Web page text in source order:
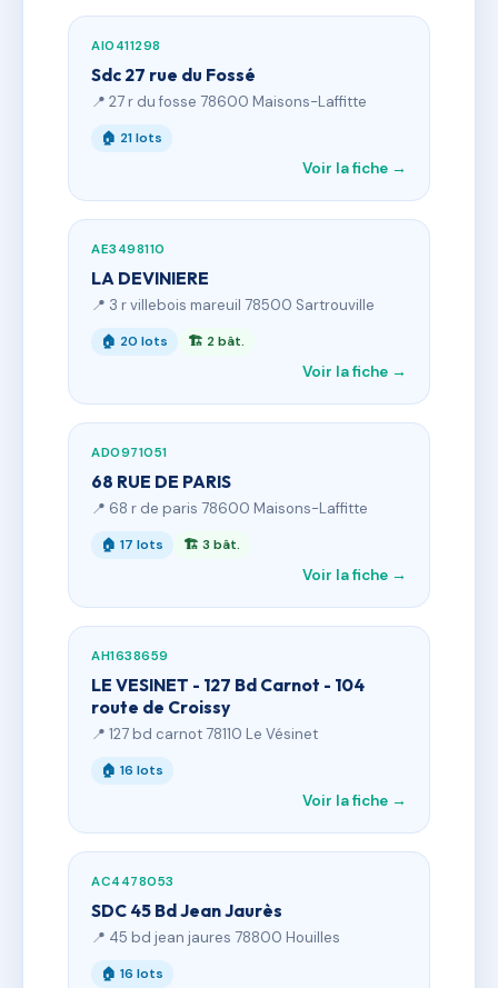
AI0411298
Sdc 27 rue du Fossé
📍 27 r du fosse 78600 Maisons-Laffitte
🏠 21 lots
Voir la fiche →
AE3498110
LA DEVINIERE
📍 3 r villebois mareuil 78500 Sartrouville
🏠 20 lots 🏗 2 bât.
Voir la fiche →
AD0971051
68 RUE DE PARIS
📍 68 r de paris 78600 Maisons-Laffitte
🏠 17 lots 🏗 3 bât.
Voir la fiche →
AH1638659
LE VESINET - 127 Bd Carnot - 104
route de Croissy
📍 127 bd carnot 78110 Le Vésinet
🏠 16 lots
Voir la fiche →
AC4478053
SDC 45 Bd Jean Jaurès
📍 45 bd jean jaures 78800 Houilles
🏠 16 lots